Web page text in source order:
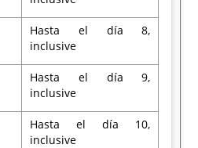
Hasta el día 8,
inclusive
Hasta el día 9,
inclusive
Hasta el día 10,
inclusive